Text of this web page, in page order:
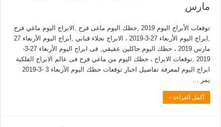
مارس
توقعات الأبراج اليوم 2019 ,حظك اليوم ماغى فرح ,الابراج اليوم ماغي فرح
,ابراج اليوم الأربعاء 27-3-2019 ، الابراج نجلاء قباني ,أبراج اليوم الأربعاء 27
مارس 2019 ، حظك اليوم جاكلين عقيقي, فى ابراج اليوم الأربعاء 27-3-
2019 ,توقعات الابراج ، حظك اليوم من ماغي فرح فى عالم الابراج الفلكية
ابراج اليوم لمعرفة تفاصيل اخبار توقعات حظك اليوم الأربعاء 3 -3-2019
يمر …
أكمل القراءة »